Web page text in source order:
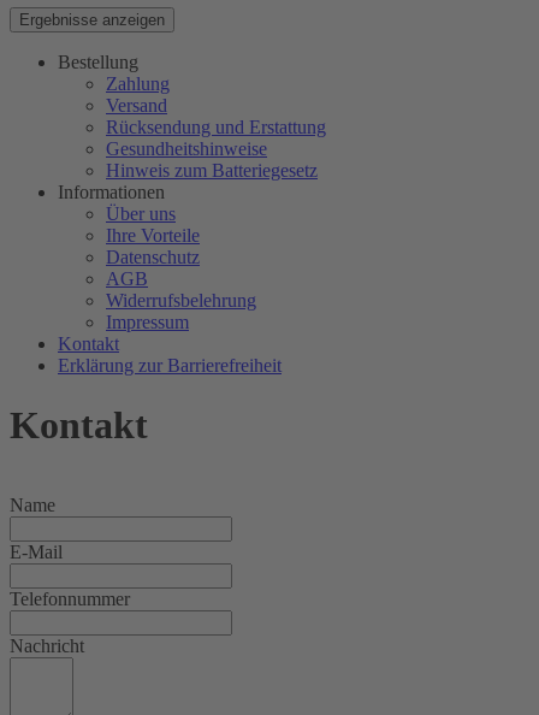
Ergebnisse anzeigen
Bestellung
Zahlung
Versand
Rücksendung und Erstattung
Gesundheitshinweise
Hinweis zum Batteriegesetz
Informationen
Über uns
Ihre Vorteile
Datenschutz
AGB
Widerrufsbelehrung
Impressum
Kontakt
Erklärung zur Barrierefreiheit
Kontakt
Name
E-Mail
Telefonnummer
Nachricht